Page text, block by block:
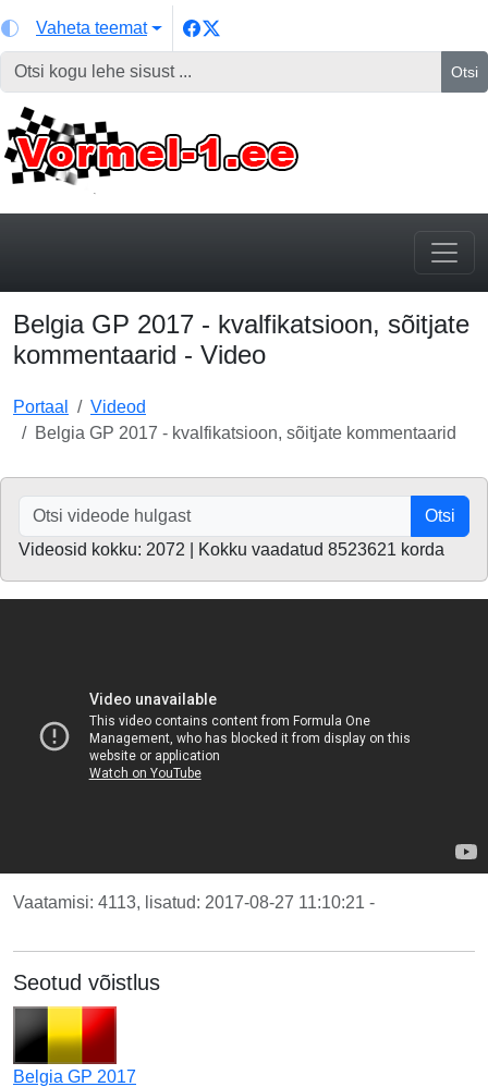
Vaheta teemat
Otsi
Belgia GP 2017 - kvalfikatsioon, sõitjate
kommentaarid - Video
Portaal
Videod
Belgia GP 2017 - kvalfikatsioon, sõitjate kommentaarid
Otsi
Videosid kokku: 2072 | Kokku vaadatud 8523621 korda
Vaatamisi: 4113, lisatud: 2017-08-27 11:10:21 -
Seotud võistlus
Belgia GP 2017